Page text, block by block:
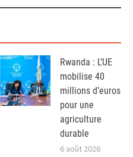
Rwanda : L’UE
mobilise 40
millions d’euros
pour une
agriculture
durable
6 août 2026